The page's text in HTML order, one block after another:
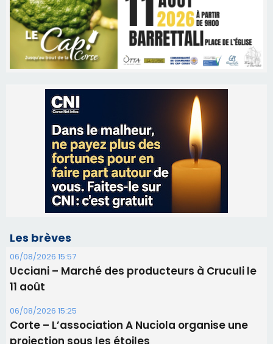
Les brèves
06/08/2026 15:57
Ucciani – Marché des producteurs à Cruculi le
06/08/2026 15:25
Corte – L’association A Nuciola organise une
06/08/2026 15:04
Alata - Soirée Tango Argentin au stade de San
Benedetto
05/08/2026 09:53
Biguglia : messe de la Sainte-Marie et
procession le 14 août